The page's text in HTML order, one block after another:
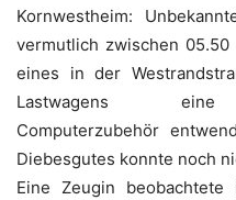
Kornwestheim:
vermutlich zwischen
eines in der
Lastwagens
Computerzubehör
Diebesgutes konnte noch
Eine Zeugin